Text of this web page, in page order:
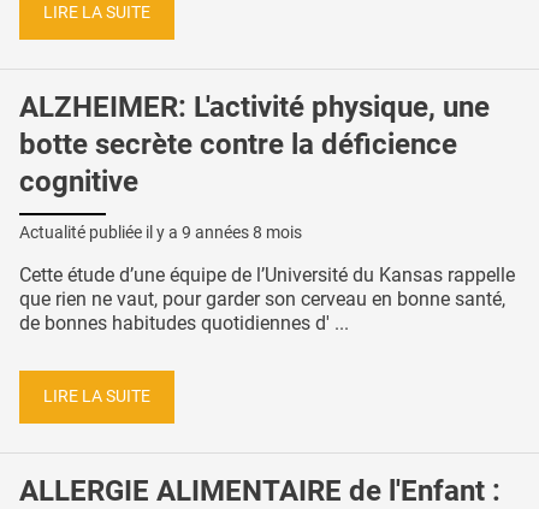
LIRE LA SUITE
ALZHEIMER: L'activité physique, une
botte secrète contre la déficience
cognitive
Actualité publiée il y a 9 années 8 mois
Cette étude d’une équipe de l’Université du Kansas rappelle
que rien ne vaut, pour garder son cerveau en bonne santé,
de bonnes habitudes quotidiennes d' ...
LIRE LA SUITE
ALLERGIE ALIMENTAIRE de l'Enfant :